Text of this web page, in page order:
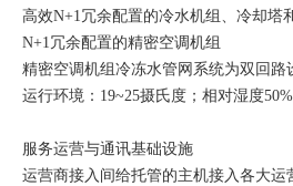
高效N+1冗余配置的冷水机组、冷却塔
N+1冗余配置的精密空调机组
精密空调机组冷冻水管网系统为双回路
运行环境：19~25摄氏度；相对湿度
服务运营与通讯基础设施
运营商接入间给托管的主机接入各大运